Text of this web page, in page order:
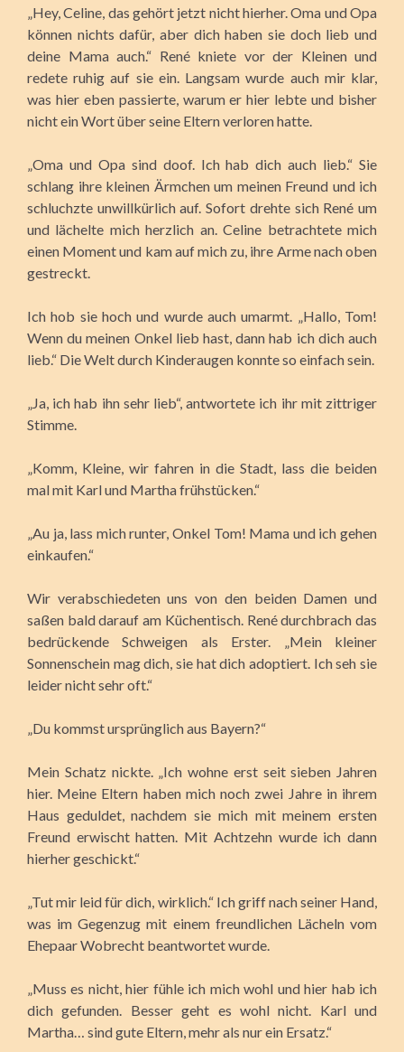
„Hey, Celine, das gehört jetzt nicht hierher. Oma und Opa
können nichts dafür, aber dich haben sie doch lieb und
deine Mama auch.“ René kniete vor der Kleinen und
redete ruhig auf sie ein. Langsam wurde auch mir klar,
was hier eben passierte, warum er hier lebte und bisher
nicht ein Wort über seine Eltern verloren hatte.
„Oma und Opa sind doof. Ich hab dich auch lieb.“ Sie
schlang ihre kleinen Ärmchen um meinen Freund und ich
schluchzte unwillkürlich auf. Sofort drehte sich René um
und lächelte mich herzlich an. Celine betrachtete mich
einen Moment und kam auf mich zu, ihre Arme nach oben
gestreckt.
Ich hob sie hoch und wurde auch umarmt. „Hallo, Tom!
Wenn du meinen Onkel lieb hast, dann hab ich dich auch
lieb.“ Die Welt durch Kinderaugen konnte so einfach sein.
„Ja, ich hab ihn sehr lieb“, antwortete ich ihr mit zittriger
Stimme.
„Komm, Kleine, wir fahren in die Stadt, lass die beiden
mal mit Karl und Martha frühstücken.“
„Au ja, lass mich runter, Onkel Tom! Mama und ich gehen
einkaufen.“
Wir verabschiedeten uns von den beiden Damen und
saßen bald darauf am Küchentisch. René durchbrach das
bedrückende Schweigen als Erster. „Mein kleiner
Sonnenschein mag dich, sie hat dich adoptiert. Ich seh sie
leider nicht sehr oft.“
„Du kommst ursprünglich aus Bayern?“
Mein Schatz nickte. „Ich wohne erst seit sieben Jahren
hier. Meine Eltern haben mich noch zwei Jahre in ihrem
Haus geduldet, nachdem sie mich mit meinem ersten
Freund erwischt hatten. Mit Achtzehn wurde ich dann
hierher geschickt.“
„Tut mir leid für dich, wirklich.“ Ich griff nach seiner Hand,
was im Gegenzug mit einem freundlichen Lächeln vom
Ehepaar Wobrecht beantwortet wurde.
„Muss es nicht, hier fühle ich mich wohl und hier hab ich
dich gefunden. Besser geht es wohl nicht. Karl und
Martha… sind gute Eltern, mehr als nur ein Ersatz.“